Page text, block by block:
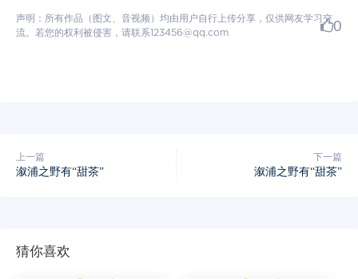
声明：所有作品（图文、音视频）均由用户自行上传分享，仅供网友学习交
流。若您的权利被侵害，请联系123456@qq.com
0
上一篇
溆浦之野有“甜茶”
下一篇
溆浦之野有“甜茶”
猜你喜欢